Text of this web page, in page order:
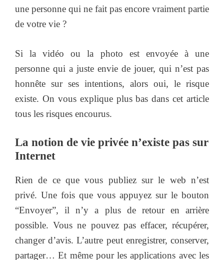
une personne qui ne fait pas encore vraiment partie
de votre vie ?
Si la vidéo ou la photo est envoyée à une
personne qui a juste envie de jouer, qui n’est pas
honnête sur ses intentions, alors oui, le risque
existe. On vous explique plus bas dans cet article
tous les risques encourus.
La notion de vie privée n’existe pas sur
Internet
Rien de ce que vous publiez sur le web n’est
privé. Une fois que vous appuyez sur le bouton
“Envoyer”, il n’y a plus de retour en arrière
possible. Vous ne pouvez pas effacer, récupérer,
changer d’avis. L’autre peut enregistrer, conserver,
partager… Et même pour les applications avec les